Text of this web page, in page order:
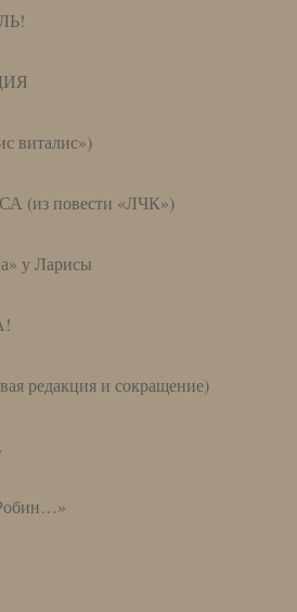
виталис»)
(из повести «ЛЧК»)
у Ларисы
редакция и сокращение)